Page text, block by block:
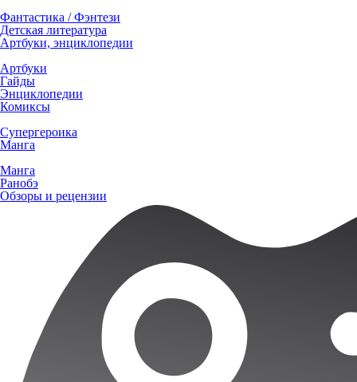
Фантастика / Фэнтези
Детская литература
Артбуки, энциклопедии
Артбуки
Гайды
Энциклопедии
Комиксы
Супергероика
Манга
Манга
Ранобэ
Обзоры и рецензии